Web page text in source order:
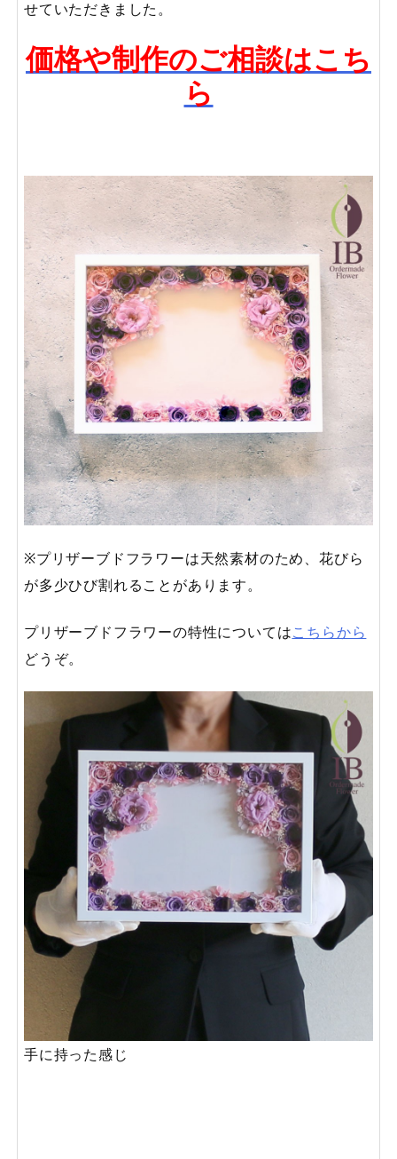
せていただきました。
価格や制作のご相談はこち
ら
※プリザーブドフラワーは天然素材のため、花びら
が多少ひび割れることがあります。
プリザーブドフラワーの特性についてはこちらから
どうぞ。
手に持った感じ